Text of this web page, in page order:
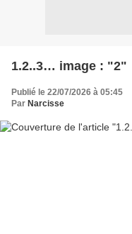
1.2..3… image : "2"
Publié le 22/07/2026 à 05:45
Par Narcisse